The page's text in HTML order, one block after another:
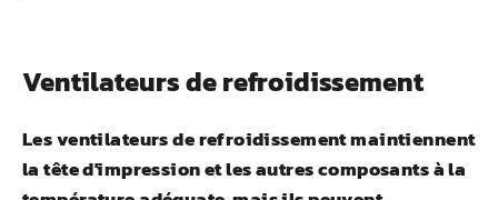
Ventilateurs de refroidissement
Les ventilateurs de refroidissement maintiennent
la tête d'impression et les autres composants à la